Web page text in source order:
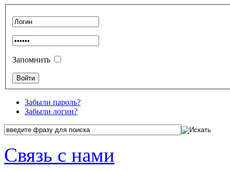
Запомнить
Забыли пароль?
Забыли логин?
Связь с нами